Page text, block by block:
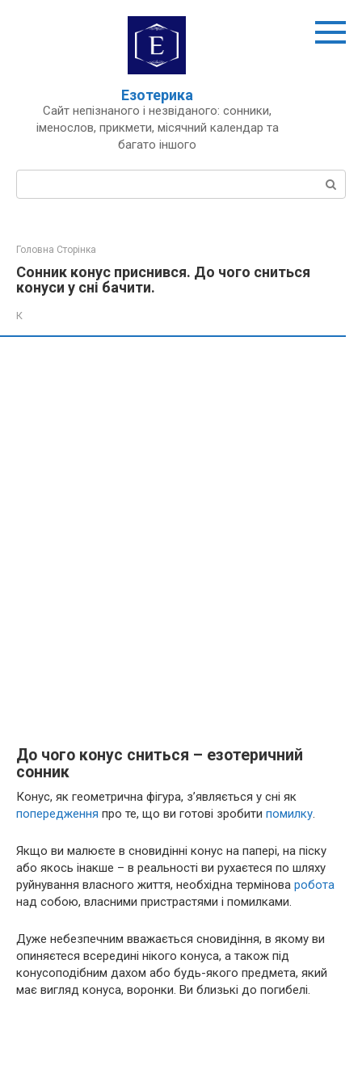
Езотерика
Сайт непізнаного і незвіданого: сонники,
іменослов, прикмети, місячний календар та
багато іншого
Пошук:
Головна Сторінка
Сонник конус приснився. До чого сниться
конуси у сні бачити.
К
До чого конус сниться – езотеричний
сонник
Конус, як геометрична фігура, з’являється у сні як
попередження про те, що ви готові зробити помилку.
Якщо ви малюєте в сновидінні конус на папері, на піску
або якось інакше – в реальності ви рухаєтеся по шляху
руйнування власного життя, необхідна термінова робота
над собою, власними пристрастями і помилками.
Дуже небезпечним вважається сновидіння, в якому ви
опиняєтеся всередині нікого конуса, а також під
конусоподібним дахом або будь-якого предмета, який
має вигляд конуса, воронки. Ви близькі до погибелі.